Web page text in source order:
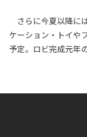
さらに今夏以降に
ケーション・トイや
予定。ロビ完成元年